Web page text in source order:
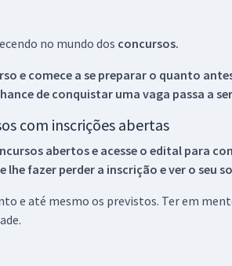
no mundo dos concursos.
e comece a se preparar o quanto
de conquistar uma vaga passa a
com inscrições abertas
abertos e acesse o edital para
fazer perder a inscrição e ver o seu
e até mesmo os previstos. Ter em